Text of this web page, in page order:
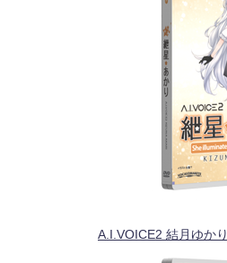
A.I.VOICE2 結月ゆかり